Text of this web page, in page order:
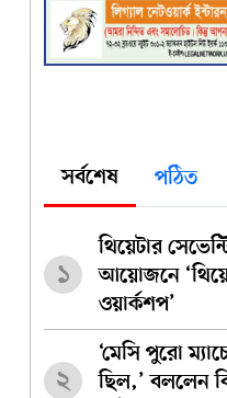
সর্বশেষ পঠিত
১
থিয়েটার
আয়োজনে
ওয়ার্কশপ’
২
‘মেসি পুরো
ছিল,’ বললেন